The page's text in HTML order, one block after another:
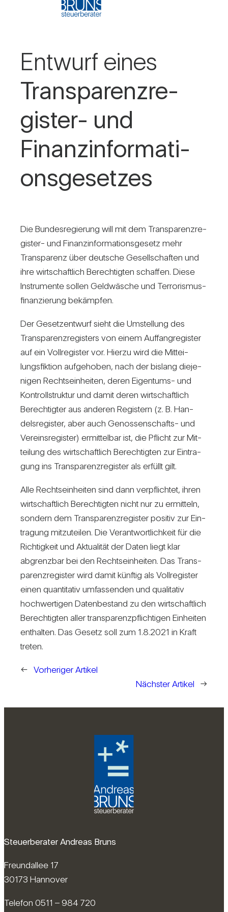
Ent­wurf eines
Trans­pa­renz­re­
gister- und
Finanz­in­for­ma­ti­
ons­ge­setzes
Die Bun­des­re­gie­rung will mit dem Trans­pa­renz­re­
gister- und Finanz­in­for­ma­ti­ons­ge­setz mehr
Trans­pa­renz über deut­sche Gesell­schaften und
ihre wirt­schaft­lich Berech­tigten schaffen. Diese
Instru­mente sollen Geld­wä­sche und Ter­ro­ris­mus­
fi­nan­zie­rung bekämpfen.
Der Gesetz­ent­wurf sieht die Umstel­lung des
Trans­pa­renz­re­gis­ters von einem Auf­fang­re­gister
auf ein Voll­re­gister vor. Hierzu wird die Mit­tei­
lungs­fik­tion auf­ge­hoben, nach der bis­lang die­je­
nigen Rechts­ein­heiten, deren Eigen­tums- und
Kon­troll­struktur und damit deren wirt­schaft­lich
Berech­tigter aus anderen Regis­tern (z. B. Han­
dels­re­gister, aber auch Genos­sen­schafts- und
Ver­eins­re­gister) ermit­telbar ist, die Pflicht zur Mit­
tei­lung des wirt­schaft­lich Berech­tigten zur Ein­tra­
gung ins Trans­pa­renz­re­gister als erfüllt gilt.
Alle Rechts­ein­heiten sind dann ver­pflichtet, ihren
wirt­schaft­lich Berech­tigten nicht nur zu ermit­teln,
son­dern dem Trans­pa­renz­re­gister positiv zur Ein­
tra­gung mit­zu­teilen. Die Ver­ant­wort­lich­keit für die
Rich­tig­keit und Aktua­lität der Daten liegt klar
abgrenzbar bei den Rechts­ein­heiten. Das Trans­
pa­renz­re­gister wird damit künftig als Voll­re­gister
einen quan­ti­tativ umfas­senden und qua­li­tativ
hoch­wer­tigen Daten­be­stand zu den wirt­schaft­lich
Berech­tigten aller trans­pa­renz­pflich­tigen Ein­heiten
ent­halten. Das Gesetz soll zum 1.8.2021 in Kraft
treten.
← Vorheriger Artikel
Nächster Artikel
→
Steuerberater Andreas Bruns
Freundallee 17
30173 Hannover
Telefon 0511 – 984 720